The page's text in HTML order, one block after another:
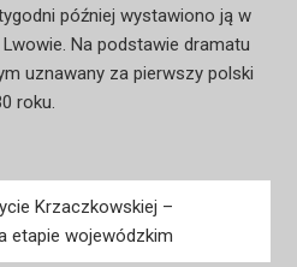
później wystawiono ją w
Na podstawie dramatu
uznawany za pierwszy polski
roku.
Krzaczkowskiej –
etapie wojewódzkim